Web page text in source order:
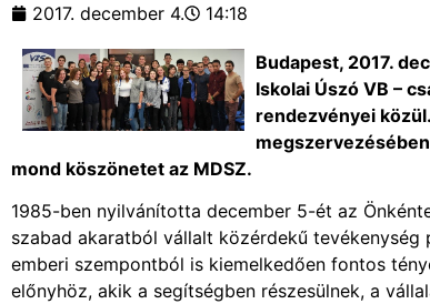
2017. december 4. 14:18
Budapest, 2017.
Iskolai Úszó VB –
rendezvényei
mond köszönetet az MDSZ.
1985-ben nyilvánította december 5-ét az
szabad akaratból vállalt közérdekű
emberi szempontból is kiemelkedően fontos
előnyhöz, akik a segítségben részesülnek, a